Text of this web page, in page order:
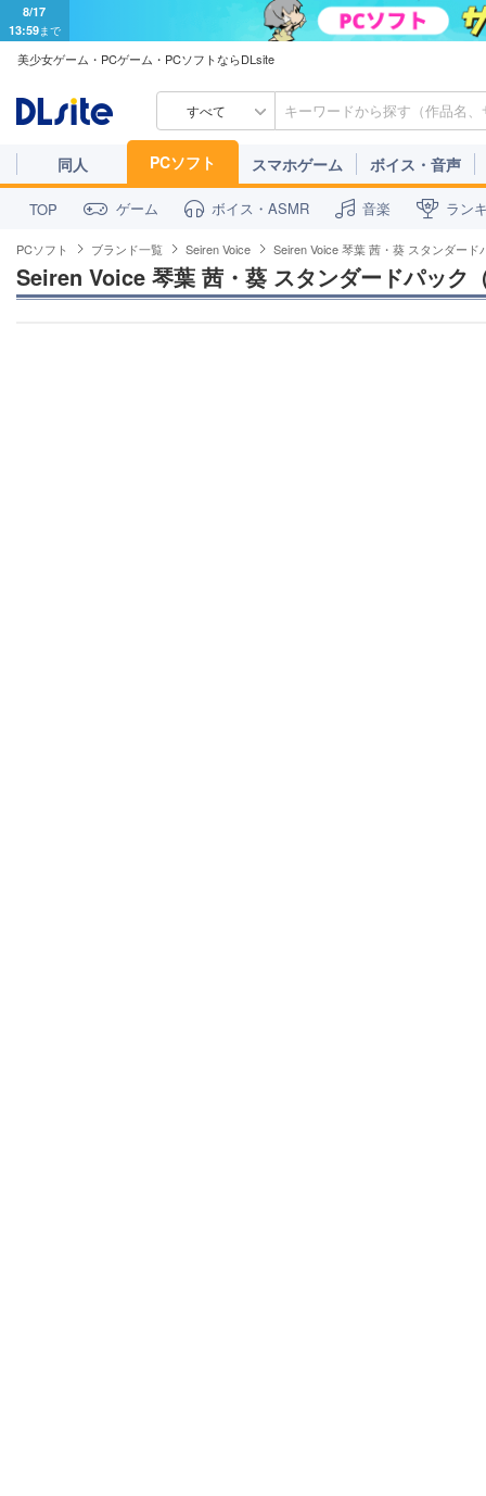
8/17
13:59まで
美少女ゲーム・PCゲーム・PCソフトならDLsite
すべて
同人 PCソフト スマホゲーム ボイス・音声
TOP ゲーム ボイス・ASMR 音楽 ラン
PCソフト ブランド一覧 Seiren Voice Seiren Voice 琴葉 茜・葵 スタンダード
Seiren Voice 琴葉 茜・葵 スタンダードパック